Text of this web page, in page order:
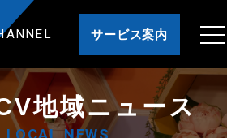
サービス案内
地域ニュース
LOCAL NEWS